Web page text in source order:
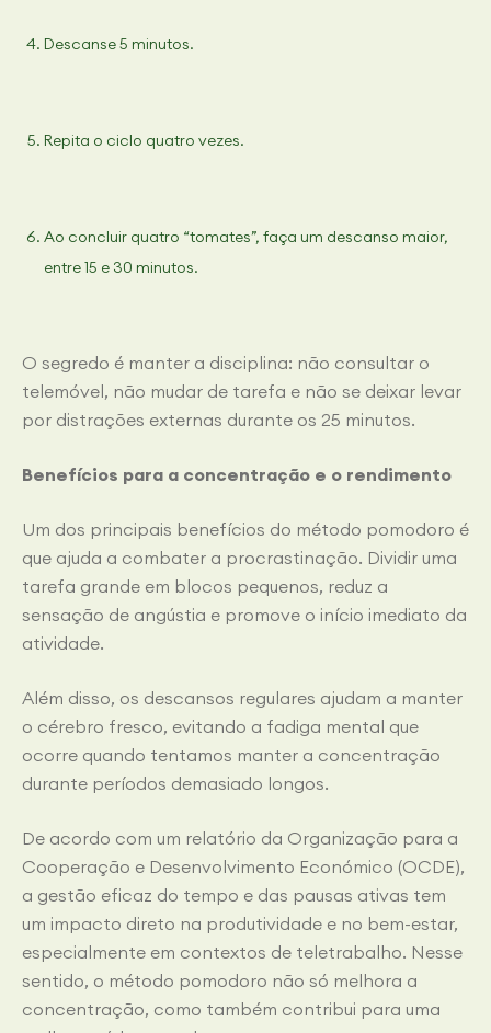
Descanse 5 minutos.
Repita o ciclo quatro vezes.
Ao concluir quatro “tomates”, faça um descanso maior,
entre 15 e 30 minutos.
O segredo é manter a disciplina: não consultar o
telemóvel, não mudar de tarefa e não se deixar levar
por distrações externas durante os 25 minutos.
Benefícios para a concentração e o rendimento
Um dos principais benefícios do método pomodoro é
que ajuda a combater a procrastinação. Dividir uma
tarefa grande em blocos pequenos, reduz a
sensação de angústia e promove o início imediato da
atividade.
Além disso, os descansos regulares ajudam a manter
o cérebro fresco, evitando a fadiga mental que
ocorre quando tentamos manter a concentração
durante períodos demasiado longos.
De acordo com um relatório da Organização para a
Cooperação e Desenvolvimento Económico (OCDE),
a gestão eficaz do tempo e das pausas ativas tem
um impacto direto na produtividade e no bem-estar,
especialmente em contextos de teletrabalho. Nesse
sentido, o método pomodoro não só melhora a
concentração, como também contribui para uma